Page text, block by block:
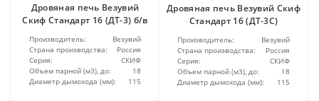
Дровяная печь Везувий
Скиф Стандарт 16 (ДТ-3) б/в
Производитель:
Везувий
Страна производства:
Россия
Серия:
СКИФ
Объем парной (м3), до:
18
Диаметр дымохода (мм):
115
Дровяная печь Везувий Скиф
Стандарт 16 (ДТ-3С)
Производитель:
Везувий
Страна производства:
Россия
Серия:
СКИФ
Объем парной (м3), до:
18
Диаметр дымохода (мм):
115